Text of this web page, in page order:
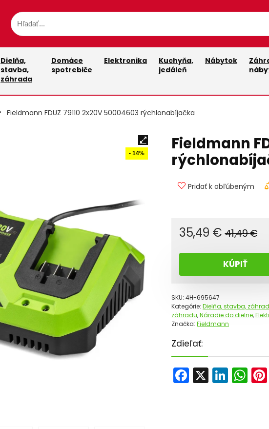
Dielňa,
stavba,
záhrada
Domáce
spotrebiče
Elektronika
Kuchyňa,
jedáleň
Nábytok
Fieldmann FDUZ 79110 2x20V 50004603 rýchlonabíjačka
- 14%
Fieldmann
Pridať k obľúbeným
41,49€
35,49 €
KÚPIŤ
SKU: 4H-695647
Kategórie: Dielňa, stavba,
záhradu,Náradie do dielne,
Značka: Fieldmann
Zdieľať:
F X Li W